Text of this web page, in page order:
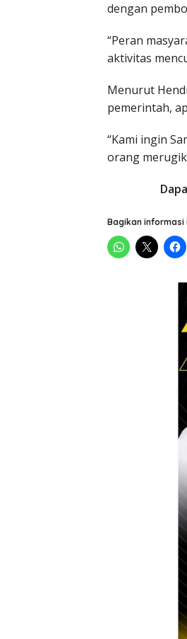
dengan
“Peran
aktivitas
Menurut
pemerintah,
“Kami ingin
orang
Bagikan informasi